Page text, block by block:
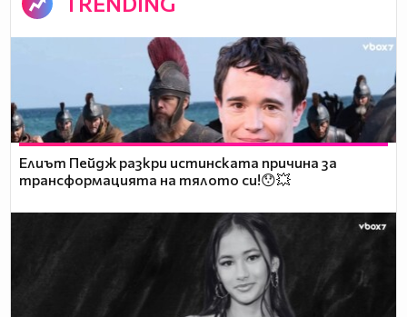
Елиът Пейдж разкри истинската причина за
трансформацията на тялото си!😯💥